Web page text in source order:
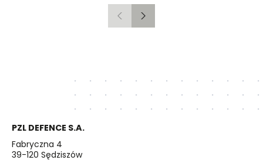
PoprzedniNastępny
PZL DEFENCE S.A.
Fabryczna 4
39-120 Sędziszów